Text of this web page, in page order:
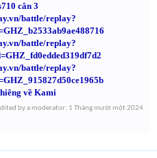
cân 3
battle/replay?
battle/replay?
battle/replay?
về Kami
by a moderator: 1 Tháng mười một 2024